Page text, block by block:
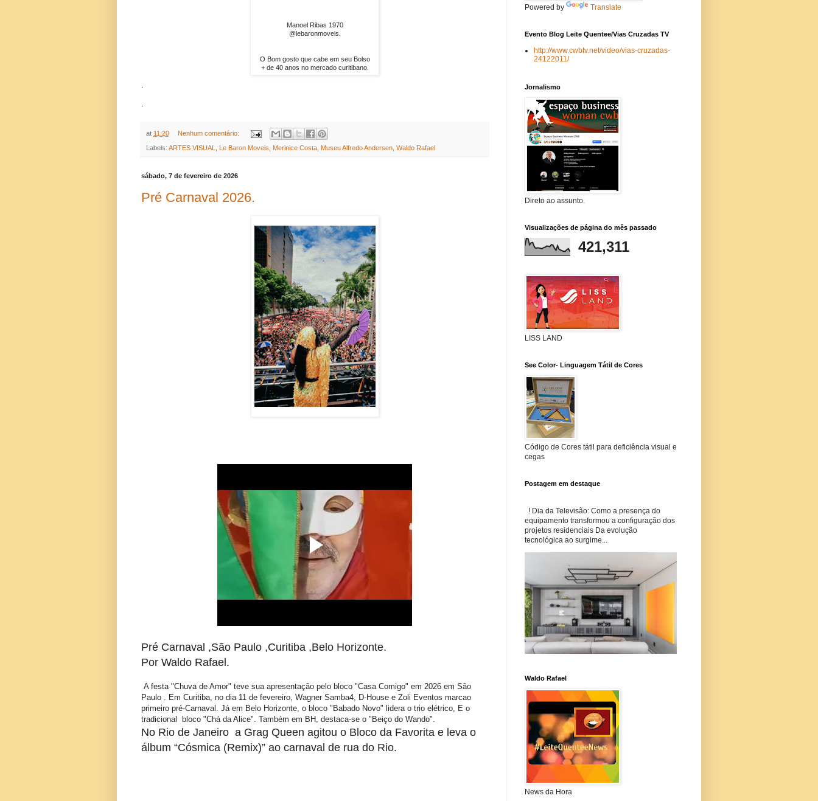
Manoel Ribas 1970
@lebaronmoveis.
O Bom gosto que cabe em seu Bolso
+ de 40 anos no mercado curitibano.
at 11:20 Nenhum comentário:
Labels: ARTES VISUAL Le Baron Moveis Merinice Costa Museu Alfredo Andersen Waldo Rafael
sábado, 7 de fevereiro de 2026
Pré Carnaval 2026.
Pré Carnaval ,São Paulo ,Curitiba ,Belo Horizonte.
Por Waldo Rafael.
A festa "Chuva de Amor" teve sua apresentação pelo bloco "Casa Comigo" em 2026 em São
Paulo . Em Curitiba, no dia 11 de fevereiro, Wagner Samba4, D-House e Zoli Eventos marcao
primeiro pré-Carnaval. Já em Belo Horizonte, o bloco "Babado Novo" lidera o trio elétrico, E o
tradicional bloco "Chá da Alice". Também em BH, destaca-se o "Beiço do Wando".
No Rio de Janeiro a Grag Queen agitou o Bloco da Favorita e leva o
álbum “Cósmica (Remix)” ao carnaval de rua do Rio.
Powered by Translate
Evento Blog Leite Quentee/Vias Cruzadas TV
http://www.cwbtv.net/video/vias-cruzadas-
24122011/
Jornalismo
Direto ao assunto.
Visualizações de página do mês passado
421,311
LISS LAND
See Color- Linguagem Tátil de Cores
Código de Cores tátil para deficiência visual e
cegas
Postagem em destaque
! Dia da Televisão: Como a presença do
equipamento transformou a configuração dos
projetos residenciais Da evolução
tecnológica ao surgime...
Waldo Rafael
News da Hora